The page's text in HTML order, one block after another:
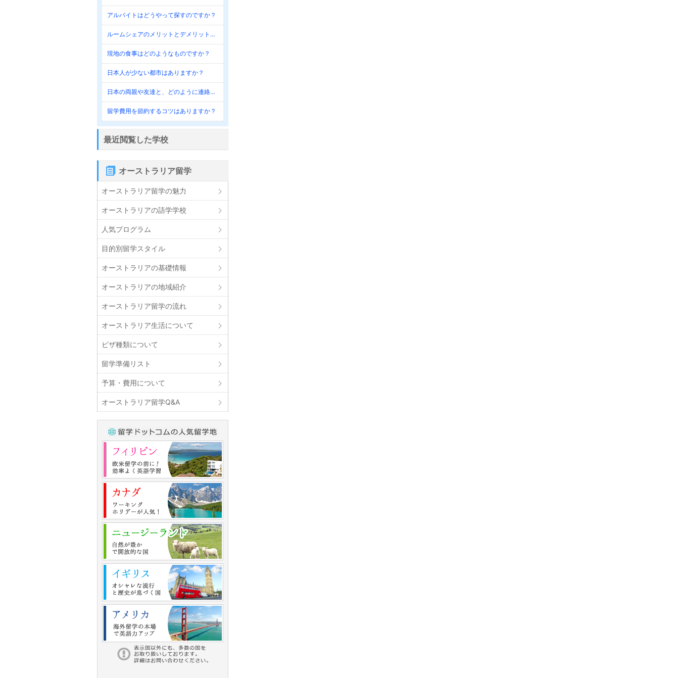
アルバイトはどうやって探すのですか？
ルームシェアのメリットとデメリットを教えてください。
現地の食事はどのようなものですか？
日本人が少ない都市はありますか？
日本の両親や友達と、どのように連絡を取るのですか？
留学費用を節約するコツはありますか？
最近閲覧した学校
オーストラリア留学
オーストラリア留学の魅力
オーストラリアの語学学校
人気プログラム
目的別留学スタイル
オーストラリアの基礎情報
オーストラリアの地域紹介
オーストラリア留学の流れ
オーストラリア生活について
ビザ種類について
留学準備リスト
予算・費用について
オーストラリア留学Q&A